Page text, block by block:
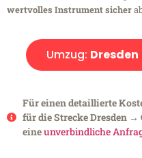
wertvolles Instrument sicher
Umzug:
Für einen detaillierte
für die Strecke Dresden
eineunverbindliche